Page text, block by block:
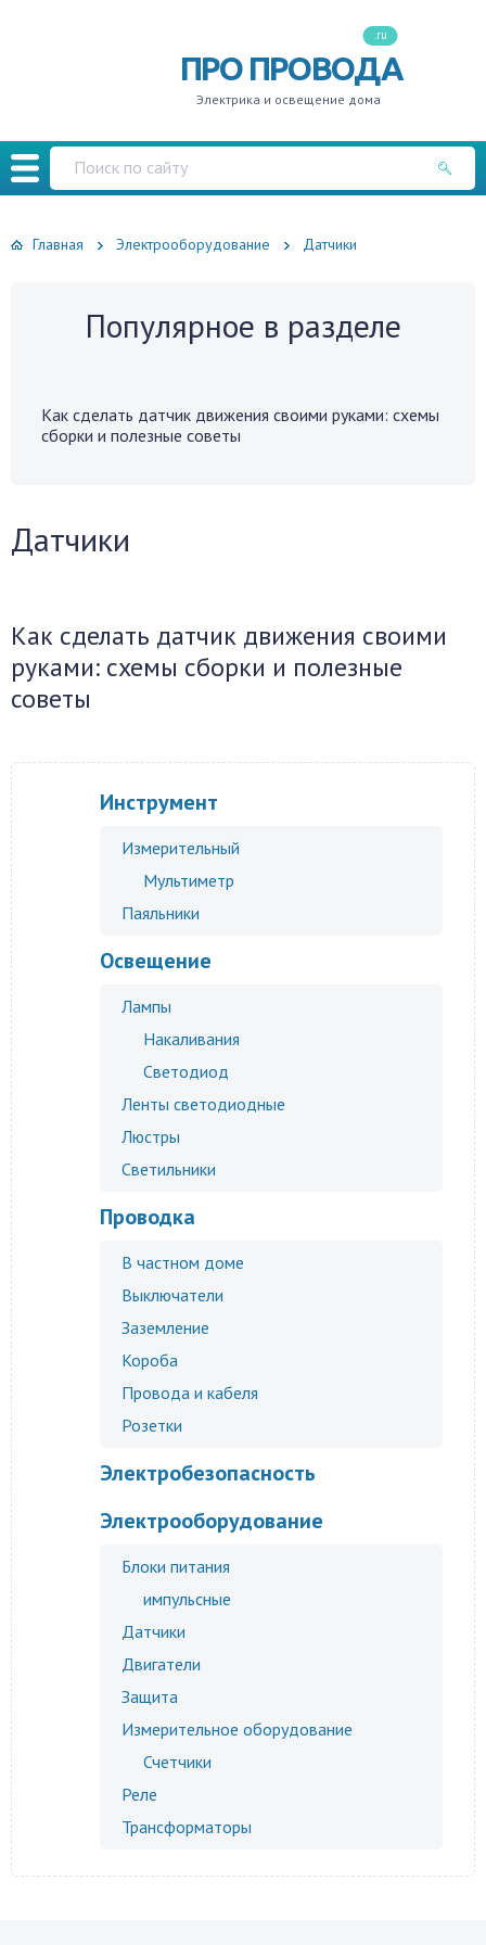
.ru
ПРО ПРОВОДА
Электрика и освещение дома
Главная Электрооборудование Датчики
Популярное в разделе
Как сделать датчик движения своими руками: схемы
сборки и полезные советы
Датчики
Как сделать датчик движения своими
руками: схемы сборки и полезные
советы
Инструмент
Измерительный
Мультиметр
Паяльники
Освещение
Лампы
Накаливания
Светодиод
Ленты светодиодные
Люстры
Светильники
Проводка
В частном доме
Выключатели
Заземление
Короба
Провода и кабеля
Розетки
Электробезопасность
Электрооборудование
Блоки питания
импульсные
Датчики
Двигатели
Защита
Измерительное оборудование
Счетчики
Реле
Трансформаторы